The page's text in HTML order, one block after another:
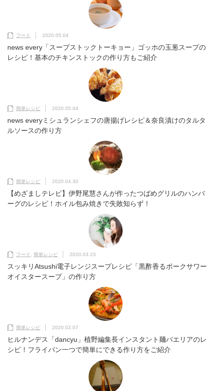
フード 2020.05.04
news every「スープストックトーキョー」ゴッホの玉葱スープの
レシピ！基本のチキンストックの作り方もご紹介
簡単レシピ 2020.05.04
news everyミシュランシェフの唐揚げレシピ＆奈良漬けのタルタ
ルソースの作り方
簡単レシピ 2020.04.30
【めざましテレビ】伊野尾慧さんが作ったつばめグリルのハンバ
ーグのレシピ！ホイル包み焼きで失敗知らず！
フード 簡単レシピ 2020.03.23
スッキリAtsushi電子レンジスープレシピ「黒酢香るポークサワー
オイスタースープ」の作り方
簡単レシピ 2020.02.07
ヒルナンデス「dancyu」植野編集長インスタント麺パエリアのレ
シピ！フライパン一つで簡単にできる作り方をご紹介